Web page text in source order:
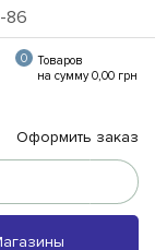
86
Оформить заказ
Товаров
0
на сумму 0,00 грн